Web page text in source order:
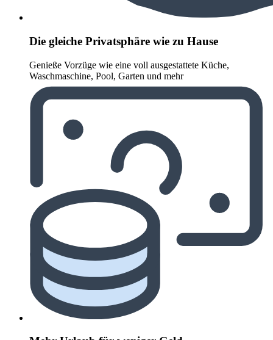
Die gleiche Privatsphäre wie zu Hause
Genieße Vorzüge wie eine voll ausgestattete Küche,
Waschmaschine, Pool, Garten und mehr